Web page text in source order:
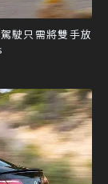
駛只需將雙手放